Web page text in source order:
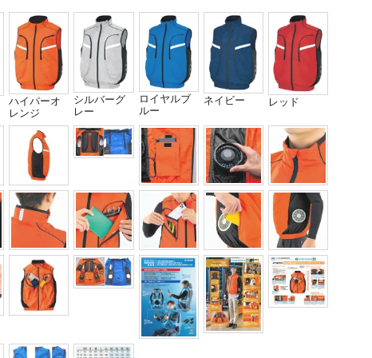
ハイパーオ
レンジ
シルバーグ
レー
ロイヤルブ
ルー
ネイビー レッド